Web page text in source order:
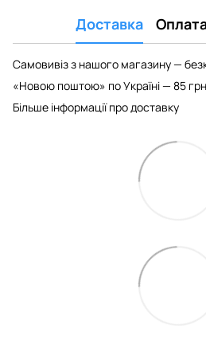
Доставка
Самовивіз з нашого магазину —
«Новою поштою» по Україні — 85
Більше інформації про доставку